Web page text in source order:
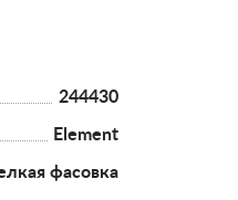
244430
Element
фасовка